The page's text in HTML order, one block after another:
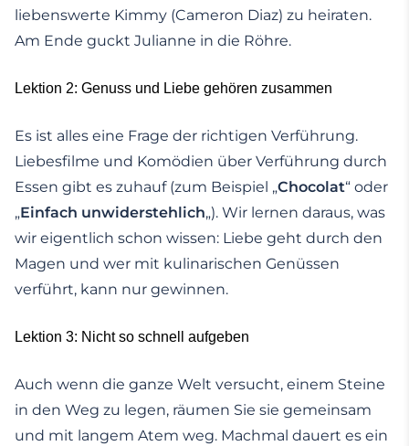
liebenswerte Kimmy (Cameron Diaz) zu heiraten.
Am Ende guckt Julianne in die Röhre.
Lektion 2: Genuss und Liebe gehören zusammen
Es ist alles eine Frage der richtigen Verführung.
Liebesfilme und Komödien über Verführung durch
Essen gibt es zuhauf (zum Beispiel „Chocolat“ oder
„Einfach unwiderstehlich„). Wir lernen daraus, was
wir eigentlich schon wissen: Liebe geht durch den
Magen und wer mit kulinarischen Genüssen
verführt, kann nur gewinnen.
Lektion 3: Nicht so schnell aufgeben
Auch wenn die ganze Welt versucht, einem Steine
in den Weg zu legen, räumen Sie sie gemeinsam
und mit langem Atem weg. Machmal dauert es ein